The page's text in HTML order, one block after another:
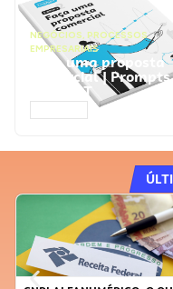
NEGÓCIOS, PROCESSOS
EMPRESARIAIS
Faça uma proposta
comercial | Prompts
ChatGPT